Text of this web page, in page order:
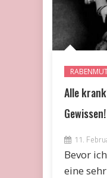
Alle
Gewissen!
11.
Bevor
eine